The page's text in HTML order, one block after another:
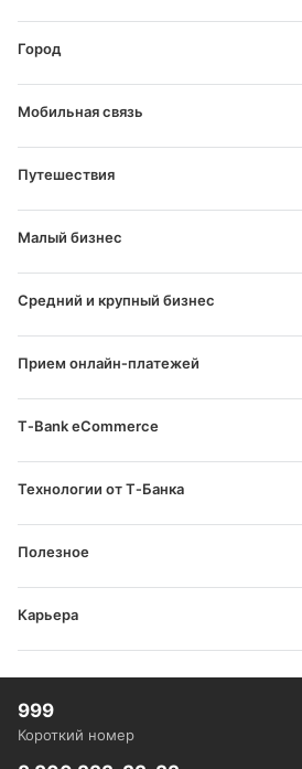
Город
Мобильная связь
Путешествия
Малый бизнес
Средний и крупный бизнес
Прием онлайн‑платежей
T‑Bank eCommerce
Технологии от Т‑Банка
Полезное
Карьера
999
Короткий номер